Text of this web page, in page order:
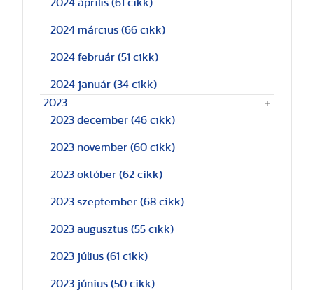
2024 április (61 cikk)
2024 március (66 cikk)
2024 február (51 cikk)
2024 január (34 cikk)
2023
2023 december (46 cikk)
2023 november (60 cikk)
2023 október (62 cikk)
2023 szeptember (68 cikk)
2023 augusztus (55 cikk)
2023 július (61 cikk)
2023 június (50 cikk)